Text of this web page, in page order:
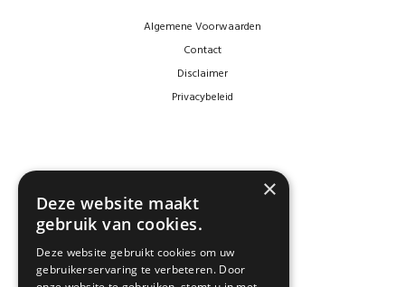
Algemene Voorwaarden
Contact
Disclaimer
Privacybeleid
NEWSLETTER
×
Deze website maakt
gebruik van cookies.
Deze website gebruikt cookies om uw
gebruikerservaring te verbeteren. Door